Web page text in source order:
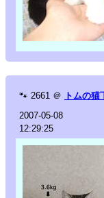
🐾 2661 ＠ トムの猫
2007-05-08
12:29:25